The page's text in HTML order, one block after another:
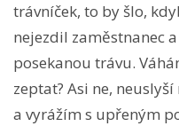
trávníček, to by šlo,
nejezdil zaměstnanec
posekanou trávu.
zeptat? Asi ne,
a vyrážím s upřeným